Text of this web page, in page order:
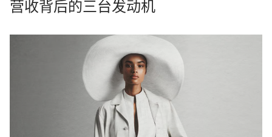
营收背后的三台发动机